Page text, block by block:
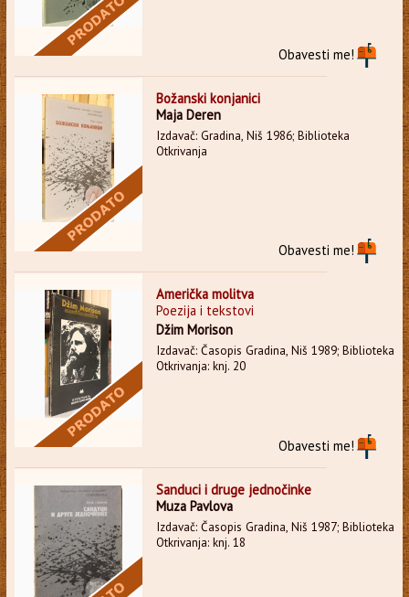
Obavesti me!
Božanski konjanici
Maja Deren
Izdavač: Gradina, Niš 1986; Biblioteka
Otkrivanja
Obavesti me!
Američka molitva
Poezija i tekstovi
Džim Morison
Izdavač: Časopis Gradina, Niš 1989; Biblioteka
Otkrivanja: knj. 20
Obavesti me!
Sanduci i druge jednočinke
Muza Pavlova
Izdavač: Časopis Gradina, Niš 1987; Biblioteka
Otkrivanja: knj. 18